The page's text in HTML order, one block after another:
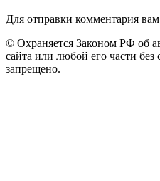
Для отправки комментария
© Охраняется Законом РФ об
сайта или любой его части без
запрещено.